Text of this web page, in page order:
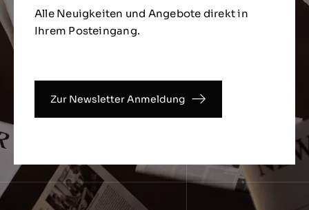
Alle Neuigkeiten und Angebote direkt in
Ihrem Posteingang.
Zur Newsletter Anmeldung